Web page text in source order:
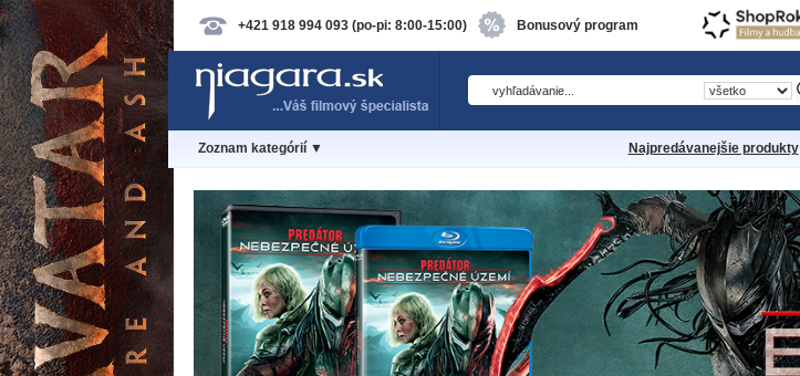
+421 918 994 093 (po-pi: 8:00-15:00) Bonusový program
Zoznam kategórií ▼ Najpredávanejšie produkty